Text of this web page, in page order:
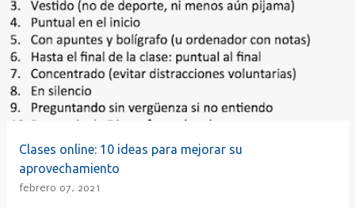
Clases online: 10 ideas para mejorar su
aprovechamiento
febrero 07, 2021